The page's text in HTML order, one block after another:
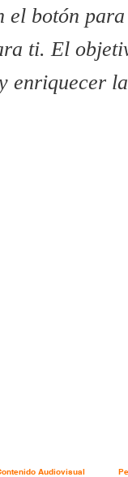
el botón
ti. El
enriquecer
Audiovisual